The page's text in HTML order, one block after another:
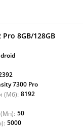
8GB/128GB
7300 Pro
(Мб): 8192
50
5000